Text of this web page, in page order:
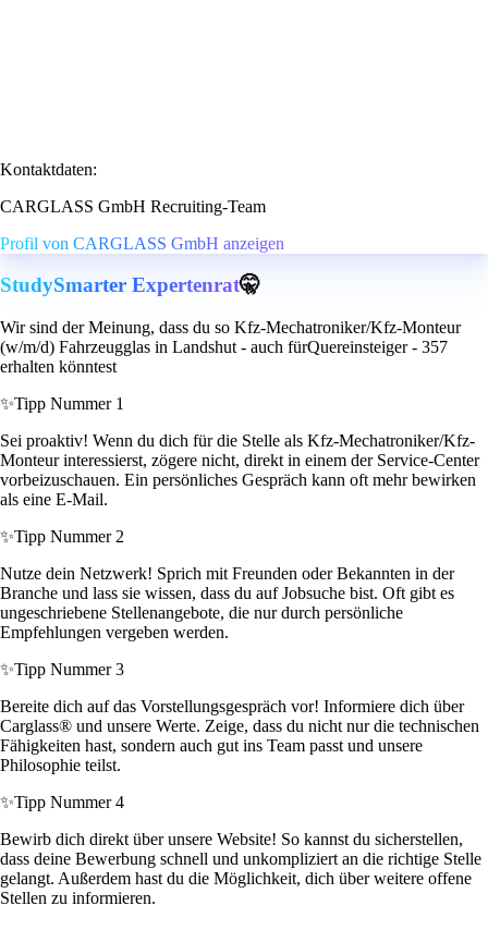
Kontaktdaten:
CARGLASS GmbH Recruiting-Team
Profil von CARGLASS GmbH anzeigen
StudySmarter Expertenrat🤫
Wir sind der Meinung, dass du so Kfz-Mechatroniker/Kfz-Monteur
(w/m/d) Fahrzeugglas in Landshut - auch fürQuereinsteiger - 357
erhalten könntest
✨Tipp Nummer 1
Sei proaktiv! Wenn du dich für die Stelle als Kfz-Mechatroniker/Kfz-
Monteur interessierst, zögere nicht, direkt in einem der Service-Center
vorbeizuschauen. Ein persönliches Gespräch kann oft mehr bewirken
als eine E-Mail.
✨Tipp Nummer 2
Nutze dein Netzwerk! Sprich mit Freunden oder Bekannten in der
Branche und lass sie wissen, dass du auf Jobsuche bist. Oft gibt es
ungeschriebene Stellenangebote, die nur durch persönliche
Empfehlungen vergeben werden.
✨Tipp Nummer 3
Bereite dich auf das Vorstellungsgespräch vor! Informiere dich über
Carglass® und unsere Werte. Zeige, dass du nicht nur die technischen
Fähigkeiten hast, sondern auch gut ins Team passt und unsere
Philosophie teilst.
✨Tipp Nummer 4
Bewirb dich direkt über unsere Website! So kannst du sicherstellen,
dass deine Bewerbung schnell und unkompliziert an die richtige Stelle
gelangt. Außerdem hast du die Möglichkeit, dich über weitere offene
Stellen zu informieren.